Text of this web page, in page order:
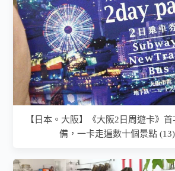
【日本。大阪】《大阪2日周遊卡》
備，一卡走遍數十個景點 (13)